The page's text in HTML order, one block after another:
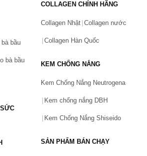
bầu
bà bầu
COLLAGEN CHÍNH HÃNG
Collagen Nhật Collagen nước
Collagen Hàn Quốc
KEM CHỐNG NẮNG
Kem Chống Nắng Neutrogena
Kem chống nắng DBH
Kem Chống Nắng Shiseido
SẢN PHẨM BÁN CHẠY